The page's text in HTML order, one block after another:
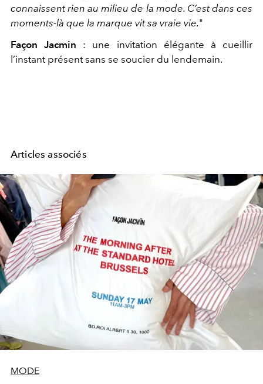
connaissent rien au milieu de la mode. C’est dans ces
moments-là que la marque vit sa vraie vie."
Façon Jacmin : une invitation élégante à cueillir
l’instant présent sans se soucier du lendemain.
Articles associés
MODE